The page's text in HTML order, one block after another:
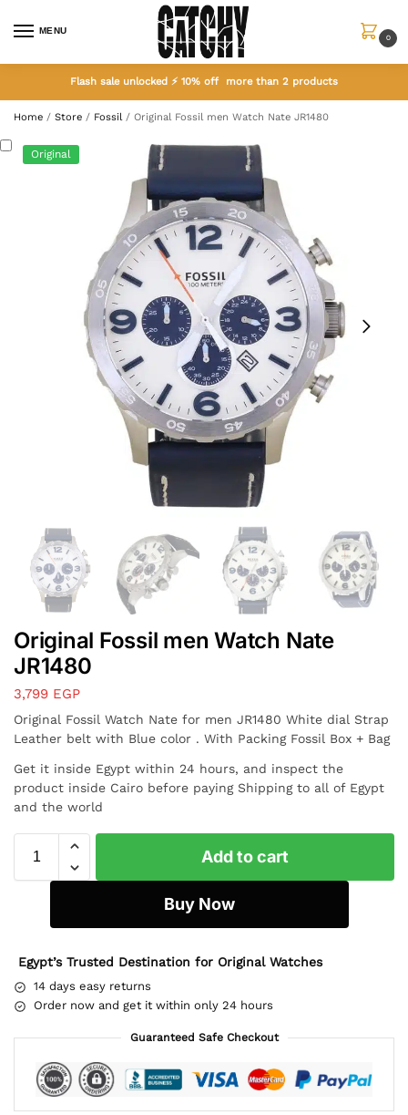
MENU
0
Flash sale unlocked ⚡ 10% off more than 2 products
Home / Store / Fossil / Original Fossil men Watch Nate JR1480
Original
Original Fossil men Watch Nate
JR1480
3,799 EGP
Original Fossil Watch Nate for men JR1480 White dial Strap
Leather belt with Blue color . With Packing Fossil Box + Bag
Get it inside Egypt within 24 hours, and inspect the
product inside Cairo before paying Shipping to all of Egypt
and the world
Add to cart
Buy Now
Egypt’s Trusted Destination for Original Watches
14 days easy returns
Order now and get it within only 24 hours
Guaranteed Safe Checkout